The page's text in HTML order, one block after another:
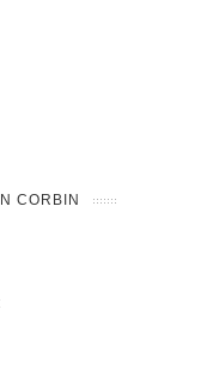
CORBIN